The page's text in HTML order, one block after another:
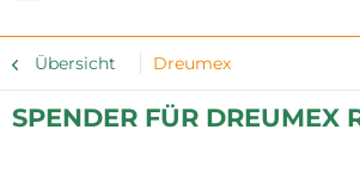
Übersicht Dreumex
SPENDER FÜR DREUMEX